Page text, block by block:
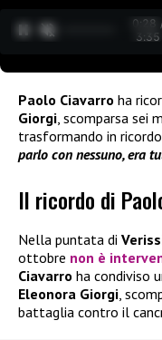
0:30
3:35
Paolo Ciavarro ha
Giorgi , scomparsa
trasformando in
parlo con nessuno, era
Il ricordo di
Nella puntata di
ottobre non è
Ciavarro ha condiviso
Eleonora Giorgi,
battaglia contro il